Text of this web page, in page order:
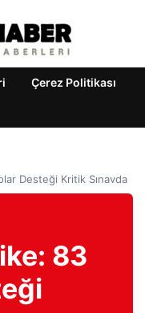
Çerez Politikası
Desteği Kritik Sınavda
83